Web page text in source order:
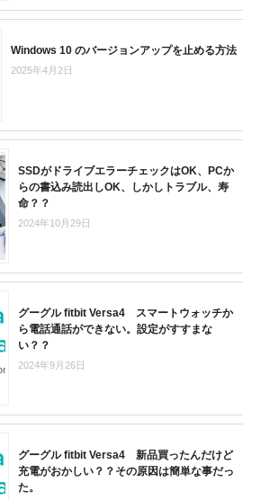
Windows 10 のバージョンアップを止める方法
2025年4月2日
SSDがドライブエラーチェックはOK、PCか
らの書込み読出しOK、しかしトラブル、寿
命？？
2024年10月29日
グーグル fitbit Versa4 スマートウォッチか
ら電話通話ができない。設定がすすまな
い？？
2024年9月26日
グーグル fitbit Versa4 新品買ったんだけど
充電がおかしい？？その原因は簡単な事だっ
た。